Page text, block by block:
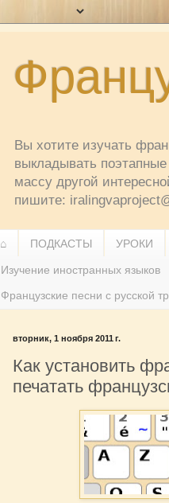
Вы хотите изучать
выкладывать
массу другой
пишите:
⌂ ПОДКАСТЫ УРОКИ
Изучение иностранных языков
Французские песни с русской
вторник, 1 ноября 2011 г.
Как установить
печатать